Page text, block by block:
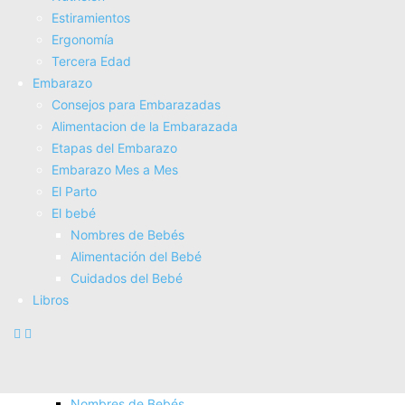
Estiramientos
Ergonomí­a
Tercera Edad
Embarazo
Consejos para Embarazadas
Alimentacion de la Embarazada
Etapas del Embarazo
Embarazo Mes a Mes
El Parto
El bebé
Nombres de Bebés
Alimentación del Bebé
Cuidados del Bebé
Libros
Electroterapia
Tratamientos
Masajes
SUPERALIMENTOS
Salud
Consejos sobre salud
Actividad Fí­sica
Nutrición
Estiramientos
Ergonomí­a
Tercera Edad
Embarazo
Consejos para Embarazadas
Alimentacion de la Embarazada